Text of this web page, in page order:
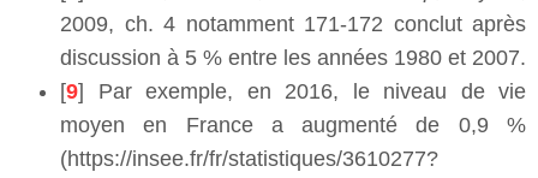
2009, ch. 4 notamment 171-172 conclut après
discussion à 5 % entre les années 1980 et 2007.
[9] Par exemple, en 2016, le niveau de vie
moyen en France a augmenté de 0,9 %
(https://insee.fr/fr/statistiques/3610277?